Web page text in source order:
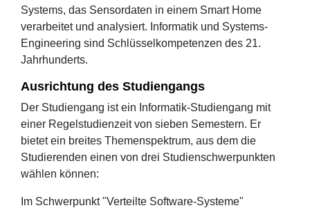
Systems, das Sensordaten in einem Smart Home
verarbeitet und analysiert. Informatik und Systems-
Engineering sind Schlüsselkompetenzen des 21.
Jahrhunderts.
Ausrichtung des Studiengangs
Der Studiengang ist ein Informatik-Studiengang mit
einer Regelstudienzeit von sieben Semestern. Er
bietet ein breites Themenspektrum, aus dem die
Studierenden einen von drei Studienschwerpunkten
wählen können:
Im Schwerpunkt "Verteilte Software-Systeme"